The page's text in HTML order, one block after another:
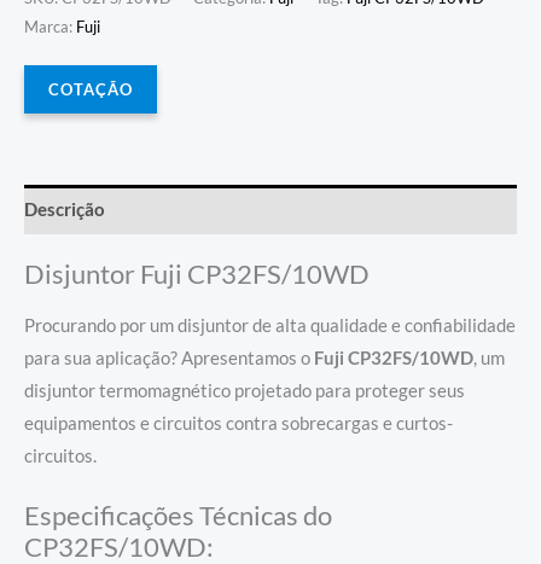
Marca: Fuji
COTAÇÃO
Descrição
Disjuntor Fuji CP32FS/10WD
Procurando por um disjuntor de alta qualidade e confiabilidade
para sua aplicação? Apresentamos o Fuji CP32FS/10WD, um
disjuntor termomagnético projetado para proteger seus
equipamentos e circuitos contra sobrecargas e curtos-
circuitos.
Especificações Técnicas do
CP32FS/10WD: